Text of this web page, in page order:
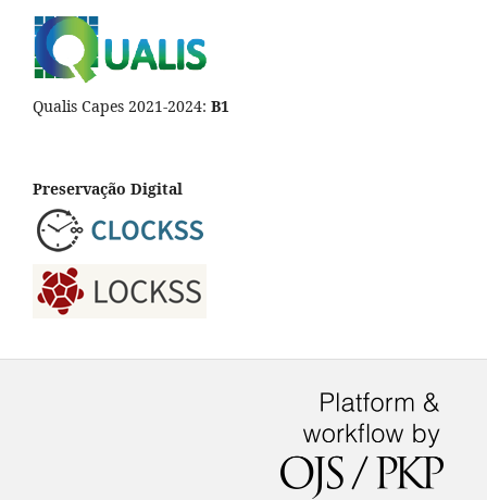
Qualis Capes 2021-2024: B1
Preservação Digital